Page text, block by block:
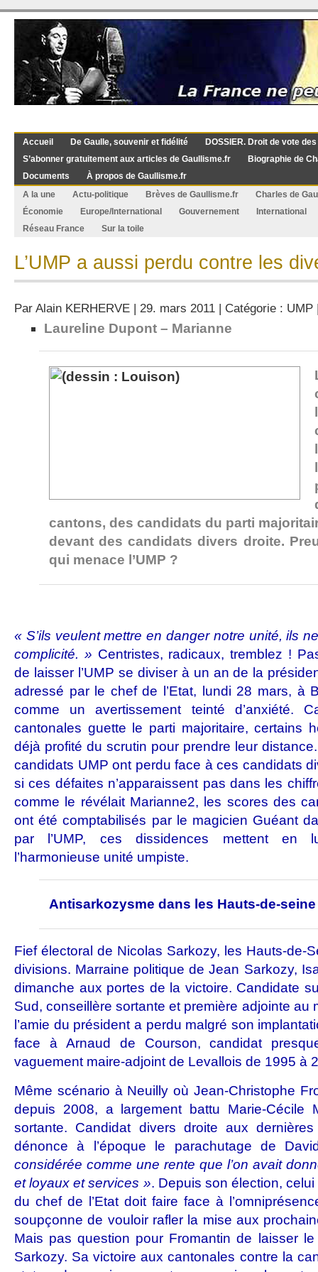
Accueil De Gaulle, souvenir et fidélité
DOSSIER. Droit de vote
S’abonner gratuitement aux articles de Gaullisme.fr
Biographie de
Documents
À propos de Gaullisme.fr
A la une
Actu-politique Brèves de Gaullisme.fr
Charles de
Économie
Europe/International Gouvernement
International
Réseau France
Sur la toile
L’UMP a aussi perdu contre les
Par Alain KERHERVE | 29. mars 2011 | Catégorie : UMP
Laureline Dupont – Marianne
cantons, des candidats du parti
devant des candidats divers droite.
qui menace l’UMP ?
« S’ils veulent mettre en danger notre unité, ils
complicité. » Centristes, radicaux, tremblez !
de laisser l’UMP se diviser à un an de la
adressé par le chef de l’Etat, lundi 28 mars, à
comme un avertissement teinté d’anxiété.
cantonales guette le parti majoritaire, certains
déjà profité du scrutin pour prendre leur
candidats UMP ont perdu face à ces candidats
si ces défaites n’apparaissent pas dans les
comme le révélait Marianne2, les scores des
ont été comptabilisés par le magicien Guéant
par l’UMP, ces dissidences mettent en
l’harmonieuse unité umpiste.
Antisarkozysme dans les Hauts-de-seine
Fief électoral de Nicolas Sarkozy, les Hauts-de-
divisions. Marraine politique de Jean Sarkozy,
dimanche aux portes de la victoire. Candidate
Sud, conseillère sortante et première adjointe au
l’amie du président a perdu malgré son
face à Arnaud de Courson, candidat
vaguement maire-adjoint de Levallois de 1995 à
Même scénario à Neuilly où Jean-Christophe
depuis 2008, a largement battu Marie-Cécile
sortante. Candidat divers droite aux
dénonce à l’époque le parachutage de
considérée comme une rente que l’on avait
et loyaux et services ». Depuis son élection,
du chef de l’Etat doit faire face à
soupçonne de vouloir rafler la mise aux
Mais pas question pour Fromantin de laisser
Sarkozy. Sa victoire aux cantonales contre la